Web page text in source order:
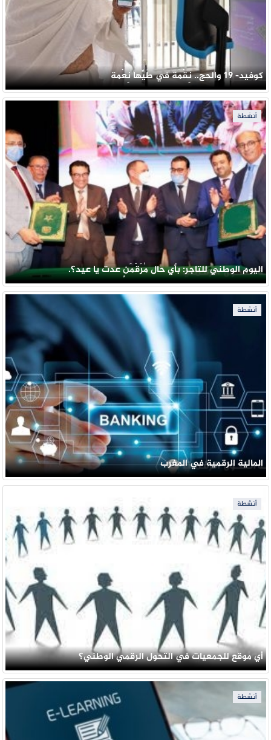
كوفيد- 19 والحج.. نِقْمَة في طَيِّها نِعْمة
أنشطة
اليوم الوطني للتاجر: بأي حال مُرَقْمَنٍ عدت يا عيد؟.
أنشطة
المالية الرقمية في المغرب
أنشطة
أي موقع للجمعيات في التحول الرقمي الوطني؟
أنشطة